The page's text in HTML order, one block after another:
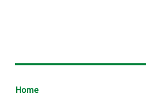
Footer
Home